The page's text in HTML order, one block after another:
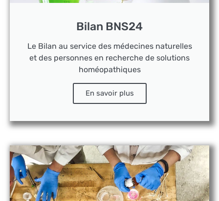
Bilan BNS24
Le Bilan au service des médecines naturelles
et des personnes en recherche de solutions
homéopathiques
En savoir plus